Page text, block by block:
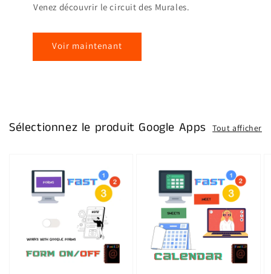
Venez découvrir le circuit des Murales.
Voir maintenant
Sélectionnez le produit Google Apps Tout afficher